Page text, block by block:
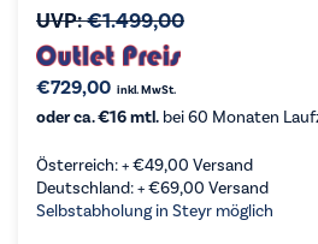
UVP:€1.499,00
€729,00 inkl. MwSt.
oder ca. €16 mtl. bei 60 Monaten
Österreich: +€49,00 Versand
Deutschland: +€69,00 Versand
Selbstabholung in Steyr möglich